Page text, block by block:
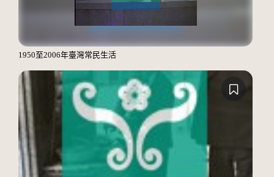
1950至2006年臺灣常民生活